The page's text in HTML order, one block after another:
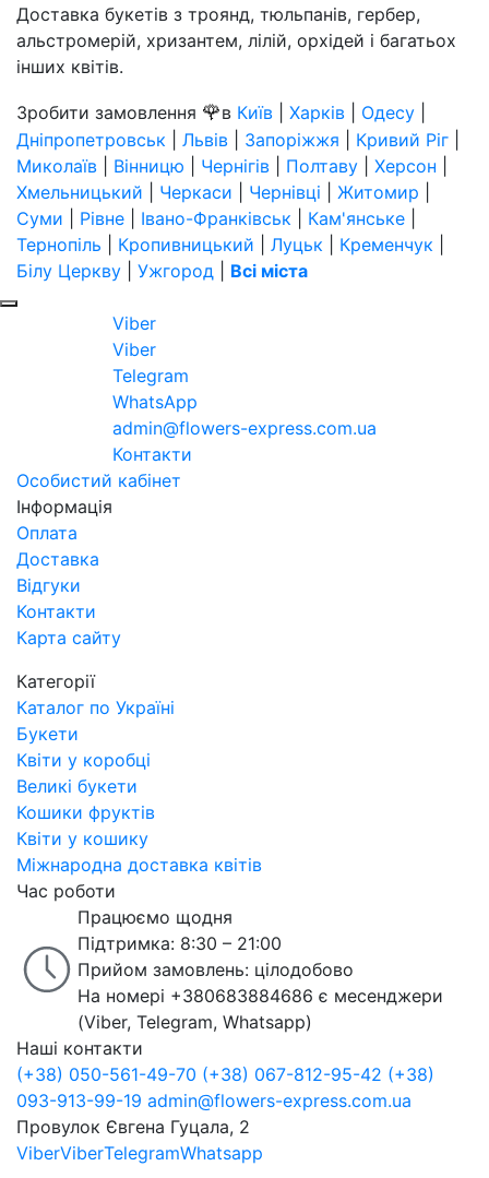
Доставка букетів з троянд, тюльпанів, гербер,
альстромерій, хризантем, лілій, орхідей і багатьох
інших квітів.
Зробити замовлення 🌹в Київ Харків Одесу
Дніпропетровськ
Львів Запоріжжя Кривий Ріг
Миколаїв
Вінницю Чернігів Полтаву Херсон
Хмельницький
Черкаси Чернівці Житомир
Суми
Рівне Івано-Франківськ Кам'янське
Тернопіль
Кропивницький Луцьк Кременчук
Білу Церкву
Ужгород Всі міста
Viber
Viber
Telegram
WhatsApp
admin@flowers-express.com.ua
Контакти
Особистий кабінет
Інформація
Оплата
Доставка
Відгуки
Контакти
Карта сайту
Категорії
Каталог по Україні
Букети
Квіти у коробці
Великі букети
Кошики фруктів
Квіти у кошику
Міжнародна доставка квітів
Час роботи
Працюємо щодня
Підтримка: 8:30 – 21:00
Прийом замовлень: цілодобово
На номері +380683884686 є месенджери
(Viber, Telegram, Whatsapp)
Наші контакти
(+38) 050-561-49-70 (+38) 067-812-95-42 (+38)
093-913-99-19 admin@flowers-express.com.ua
Провулок Євгена Гуцала, 2
ViberViberTelegramWhatsapp